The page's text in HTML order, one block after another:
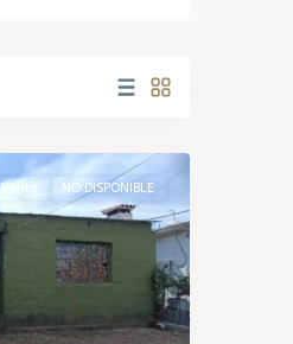
Venta NO DISPONIBLE